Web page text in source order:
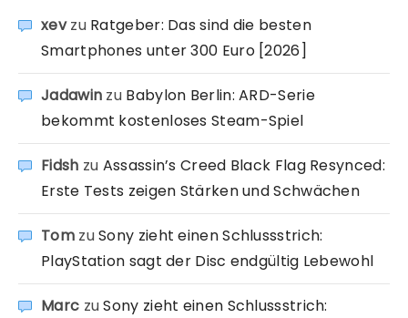
xevzu Ratgeber: Das sind die besten
Smartphones unter 300 Euro [2026]
Jadawin zu Babylon Berlin: ARD-Serie
bekommt kostenloses Steam-Spiel
Fidsh zu Assassin’s Creed Black Flag Resynced:
Erste Tests zeigen Stärken und Schwächen
TomzuSony zieht einen Schlussstrich:
PlayStation sagt der Disc endgültig Lebewohl
Marc zuSony zieht einen Schlussstrich: